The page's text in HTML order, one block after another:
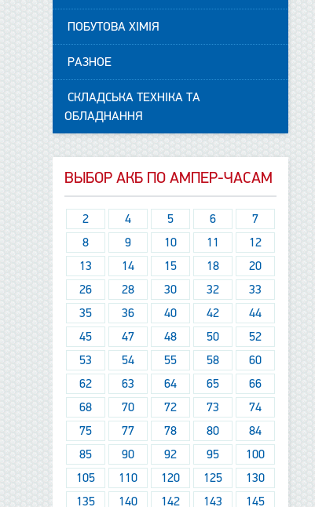
ПОБУТОВА ХІМІЯ
РАЗНОЕ
СКЛАДСЬКА ТЕХНІКА ТА
ОБЛАДНАННЯ
ВЫБОР АКБ ПО АМПЕР-ЧАСАМ
2 4 5 6
7
8
9 10 11
12
13
14 15 18
20
26
28 30 32
33
35
36 40 42
44
45
47 48 50
52
53
54 55 58
60
62
63 64 65
66
68
70 72 73
74
75
77 78 80
84
85
90 92 95
100
105
110 120 125
130
135
140 142 143
145